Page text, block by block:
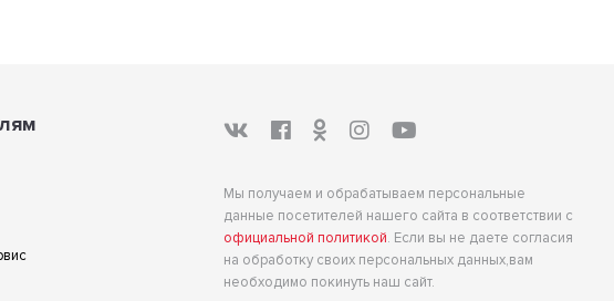
Мы получаем и обрабатываем персональные
данные посетителей нашего сайта в соответствии с
официальной политикой. Если вы не даете согласия
на обработку своих персональных данных,вам
необходимо покинуть наш сайт.